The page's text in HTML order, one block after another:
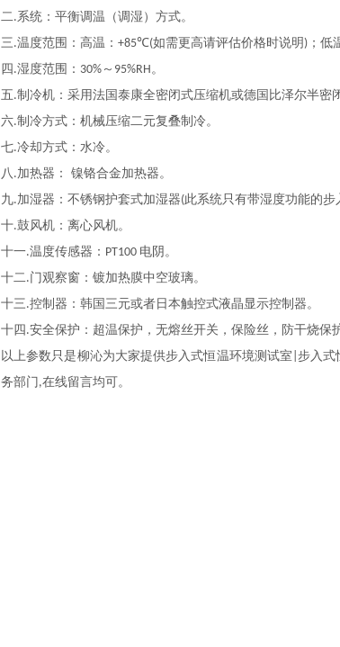
二.系统：平衡调温（调湿）方式。
三.温度范围：高温： +85℃(如需更高请评估价格时说明 ) ；低
四 .湿度范围： 30% ～ 95%RH。
五.制冷机：采用法国泰康全密闭式压缩机或德国比泽尔半密
六.制冷方式：机械压缩二元复叠制冷。
七.冷却方式：水冷。
八 .加热器： 镍铬合金加热器。
九.加湿器：不锈钢护套式加湿器(此系统只有带湿度功能的步
十.鼓风机：离心风机。
十一.温度传感器： PT100 电阴。
十二.门观察窗：镀加热膜中空玻璃。
十三.控制器：韩国三元或者日本触控式液晶显示控制器。
十四 .安全保护：超温保护，无熔丝开关，保险丝，防干烧保
以上参数只是柳沁为大家提供步入式恒温环境测试室 |步入式
务部门 ,在线留言均可。